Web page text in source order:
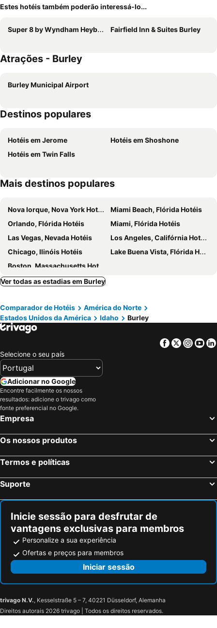
Estes hotéis também poderão interessá-lo...
Super 8 by Wyndham Heyburn/Burley Area Fairfield Inn & Suites Burley
Atrações - Burley
Burley Municipal Airport
Destinos populares
Hotéis em Jerome
Hotéis em Shoshone
Hotéis em Twin Falls
Mais destinos populares
Nova Iorque, Nova York Hotéis
Miami Beach, Flórida Hotéis
Orlando, Flórida Hotéis
Miami, Flórida Hotéis
Las Vegas, Nevada Hotéis
Los Angeles, Califórnia Hotéis
Chicago, Ilinóis Hotéis
Lake Buena Vista, Flórida Hotéis
Boston, Massachusetts Hotéis
Ver todas as estadias em Burley
Comparador de Hotéis
América do Norte
Estados Unidos da América
Idaho Burley
Facebook
Twitter
Selecione o seu país
Adicionar no Google
Encontre facilmente os nossos
resultados: adicione o trivago como
fonte preferencial no Google.
Empresa
Os nossos produtos
Termos e políticas
Suporte
Inicie sessão para desfrutar de
vantagens exclusivas para membros
Personalize a sua experiência
Ofertas e preços para membros
Iniciar sessão
trivago N.V., Kesselstraße 5 – 7, 40221 Düsseldorf, Alemanha
Direitos autorais 2026 trivago | Todos os direitos reservados.